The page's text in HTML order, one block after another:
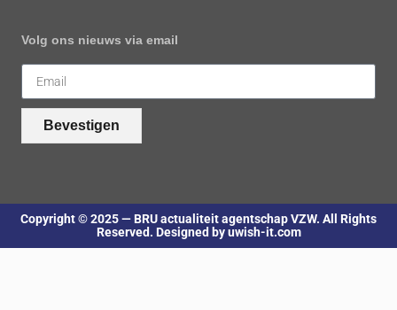
Volg ons nieuws via email
Bevestigen
Copyright © 2025 — BRU actualiteit agentschap VZW. All Rights
Reserved. Designed by uwish-it.com